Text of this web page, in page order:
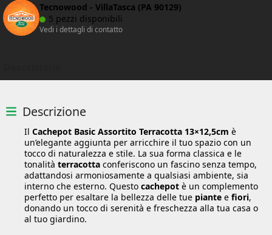
Tecnowood - VillaTasca (PA 90129)
5 pezzi disponibili
Vedi i dettagli di contatto
Descrizione
Il Cachepot Basic Assortito Terracotta 13×12,5cm è
un’elegante aggiunta per arricchire il tuo spazio con un
tocco di naturalezza e stile. La sua forma classica e le
tonalità terracotta conferiscono un fascino senza tempo,
adattandosi armoniosamente a qualsiasi ambiente, sia
interno che esterno. Questo cachepot è un complemento
perfetto per esaltare la bellezza delle tue piante e fiori,
donando un tocco di serenità e freschezza alla tua casa o
al tuo giardino.